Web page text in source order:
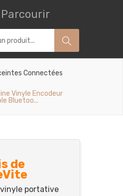
Parcourir
Connectées
Vinyle Encodeur
Bluetoo...
de
portative